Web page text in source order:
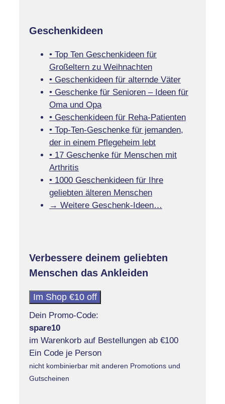
Geschenkideen
• Top Ten Geschenkideen für
Großeltern zu Weihnachten
• Geschenkideen für alternde Väter
• Geschenke für Senioren – Ideen für
Oma und Opa
• Geschenkideen für Reha-Patienten
• Top-Ten-Geschenke für jemanden,
der in einem Pflegeheim lebt
• 17 Geschenke für Menschen mit
Arthritis
• 1000 Geschenkideen für Ihre
geliebten älteren Menschen
→ Weitere Geschenk-Ideen…
Verbessere deinem geliebten
Menschen das Ankleiden
Im Shop €10 off
Dein Promo-Code:
spare10
im Warenkorb auf Bestellungen ab €100
Ein Code je Person
nicht kombinierbar mit anderen Promotions und
Gutscheinen